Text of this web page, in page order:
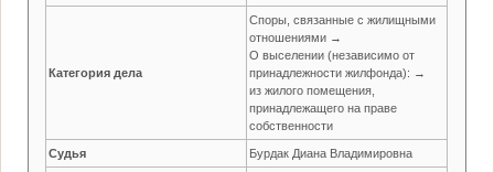
Категория дела
Споры, связанные с жилищными
отношениями →
О выселении (независимо от
принадлежности жилфонда): →
из жилого помещения,
принадлежащего на праве
собственности
Судья Бурдак Диана Владимировна